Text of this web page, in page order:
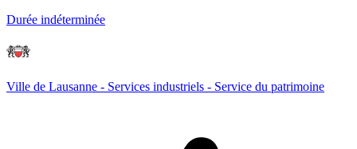
Durée indéterminée
Ville de Lausanne - Services industriels - Service du patrimoine